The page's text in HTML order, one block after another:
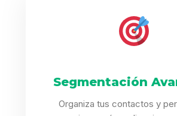
Segmentación
Organiza tus contactos y